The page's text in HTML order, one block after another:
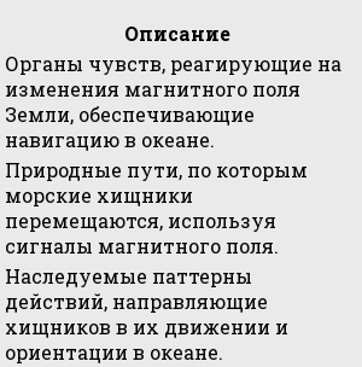
Описание
Органы чувств, реагирующие на
изменения магнитного поля
Земли, обеспечивающие
навигацию в океане.
Природные пути, по которым
морские хищники
перемещаются, используя
сигналы магнитного поля.
Наследуемые паттерны
действий, направляющие
хищников в их движении и
ориентации в океане.